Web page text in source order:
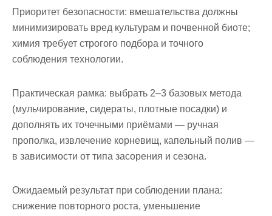
Приоритет безопасности: вмешательства должны
минимизировать вред культурам и почвенной биоте;
химия требует строгого подбора и точного
соблюдения технологии.
Практическая рамка: выбрать 2–3 базовых метода
(мульчирование, сидераты, плотные посадки) и
дополнять их точечными приёмами — ручная
прополка, извлечение корневищ, капельный полив —
в зависимости от типа засорения и сезона.
Ожидаемый результат при соблюдении плана:
снижение повторного роста, уменьшение